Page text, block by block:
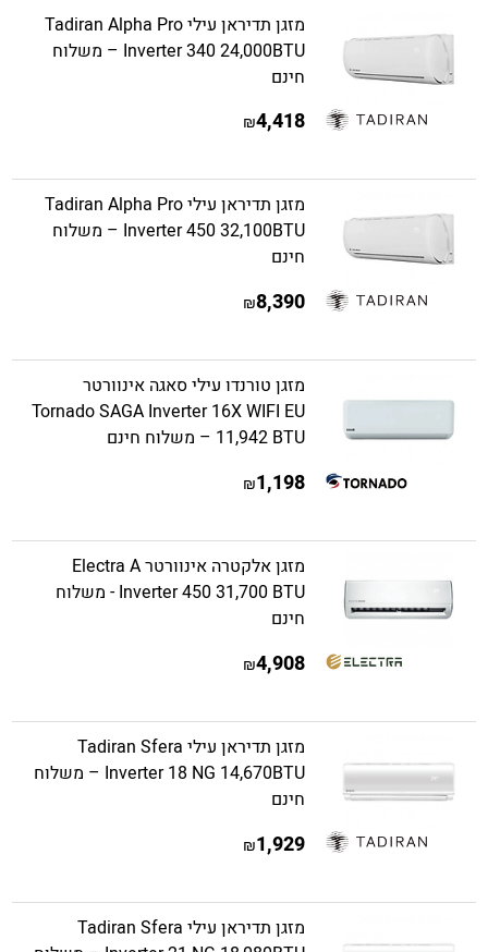
מזגן תדיראן עילי Tadiran Alpha Pro
Inverter 340 24,000BTU – משלוח
חינם
4,418
₪
מזגן תדיראן עילי Tadiran Alpha Pro
Inverter 450 32,100BTU – משלוח
חינם
8,390
₪
מזגן טורנדו עילי סאגה אינוורטר
Tornado SAGA Inverter 16X WIFI EU
11,942 BTU – משלוח חינם
1,198
₪
מזגן אלקטרה אינוורטר Electra A
Inverter 450 31,700 BTU - משלוח
חינם
4,908
₪
מזגן תדיראן עילי Tadiran Sfera
Inverter 18 NG 14,670BTU – משלוח
חינם
1,929
₪
מזגן תדיראן עילי Tadiran Sfera